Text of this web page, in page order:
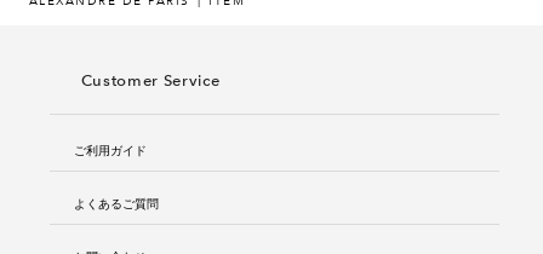
Customer Service
ご利用ガイド
よくあるご質問